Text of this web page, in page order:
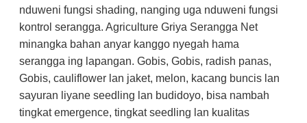
nduweni fungsi shading, nanging uga nduweni fungsi
kontrol serangga. Agriculture Griya Serangga Net
minangka bahan anyar kanggo nyegah hama
serangga ing lapangan. Gobis, Gobis, radish panas,
Gobis, cauliflower lan jaket, melon, kacang buncis lan
sayuran liyane seedling lan budidoyo, bisa nambah
tingkat emergence, tingkat seedling lan kualitas